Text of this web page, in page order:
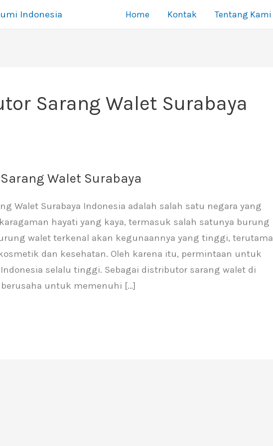
Home Kontak Tentang Kami
Sarang Walet Surabaya
Walet Surabaya
Walet Surabaya Indonesia adalah salah satu negara yang
hayati yang kaya, termasuk salah satunya burung
walet terkenal akan kegunaannya yang tinggi, terutama
dan kesehatan. Oleh karena itu, permintaan untuk
selalu tinggi. Sebagai distributor sarang walet di
berusaha untuk memenuhi […]